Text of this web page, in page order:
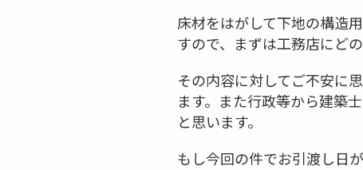
床材をはがして下地の構造
すので、まずは工務店にど
その内容に対してご不安に
ます。また行政等から建築
と思います。
もし今回の件でお引渡し日